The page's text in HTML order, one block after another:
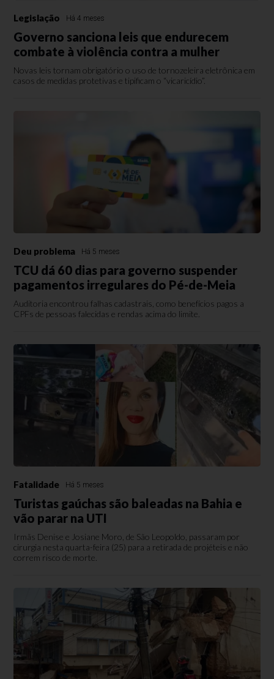
Legislação Há 4 meses
Governo sanciona leis que endurecem
combate à violência contra a mulher
Novas leis tornam obrigatório o uso de tornozeleira eletrônica em
casos de medidas protetivas e tipificam o “vicaricídio”.
Deu problema Há 5 meses
TCU dá 60 dias para governo suspender
pagamentos irregulares do Pé-de-Meia
Auditoria encontrou falhas cadastrais, como benefícios pagos a
CPFs de pessoas falecidas e rendas acima do limite.
Fatalidade Há 5 meses
Turistas gaúchas são baleadas na Bahia e
vão parar na UTI
Irmãs Denise e Josiane Moro, de São Leopoldo, passaram por
cirurgia nesta quarta-feira (25) para a retirada de projéteis e não
correm risco de morte.